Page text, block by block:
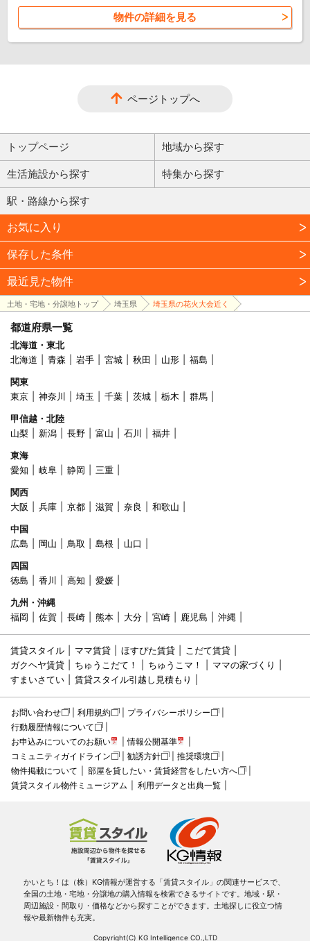
物件の詳細を見る
ページトップへ
トップページ 地域から探す
生活施設から探す 特集から探す
駅・路線から探す
お気に入り
保存した条件
最近見た物件
土地・宅地・分譲地トップ 埼玉県 埼玉県の花火大会近く
都道府県一覧
北海道・東北
北海道
青森 岩手 宮城 秋田 山形
福島
関東
東京
神奈川 埼玉 千葉 茨城 栃木
群馬
甲信越・北陸
山梨
新潟 長野 富山 石川
福井
東海
愛知
岐阜 静岡
三重
関西
大阪
兵庫 京都 滋賀 奈良
和歌山
中国
広島
岡山 鳥取 島根
山口
四国
徳島
香川 高知
愛媛
九州・沖縄
福岡
佐賀 長崎 熊本 大分 宮崎 鹿児島 沖縄
賃貸スタイル ママ賃貸 ほすぴた賃貸
こだて賃貸
ガクヘヤ賃貸
ちゅうこだて！ ちゅうこマ！
ママの家づくり
すまいさてい
賃貸スタイル引越し見積もり
お問い合わせ 利用規約
プライバシーポリシー
行動履歴情報について
お申込みについてのお願い
情報公開基準
コミュニティガイドライン
勧誘方針
推奨環境
物件掲載について
部屋を貸したい・賃貸経営をしたい方へ
賃貸スタイル物件ミュージアム
利用データと出典一覧
かいとち！は（株）KG情報が運営する「賃貸スタイル」の関連サービスで、
全国の土地・宅地・分譲地の購入情報を検索できるサイトです。地域・駅・
周辺施設・間取り・価格などから探すことができます。土地探しに役立つ情
報や最新物件も充実。
Copyright(C) KG Intelligence CO.,LTD